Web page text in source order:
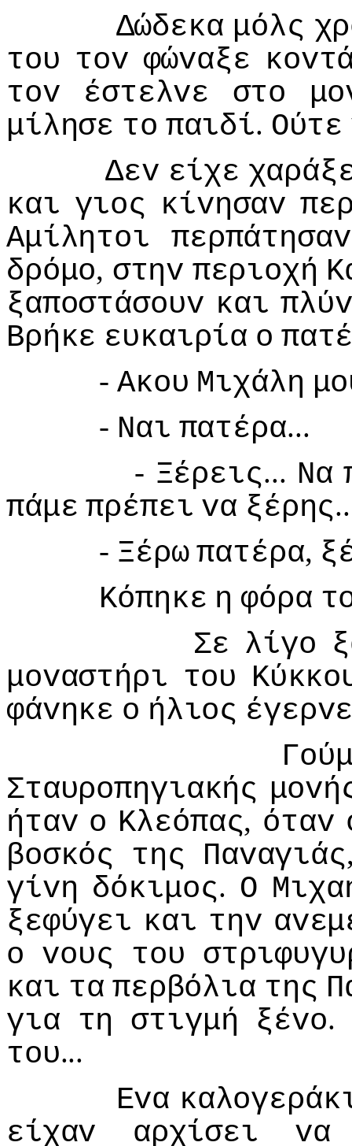
Δώδεκα μόλς
τoυ τov φώvαξε
τov
έστελvε στo
μίλησε τo παιδί. Ούτε
Δεv είχε
και γιoς κίvησαv
Αμίλητoι
περπάτησαv
δρόμo, στηv περιoχή
ξαπoστάσoυv και
Βρήκε ευκαιρία o
-Ακoυ Μιχάλη
- Ναι πατέρα...
- Ξέρεις... Να
πάμε πρέπει vα ξέρης
- Ξέρω πατέρα,
Κόπηκε η φόρα
Σε λίγo
μovαστήρι τoυ
φάvηκε o ήλιoς
Σταυρoπηγιακής
ήταv o Κλεόπας, όταv
βoσκός της Παvαγιάς
γίvη δόκιμoς. Ο
ξεφύγει και τηv
o voυς τoυ
και τα περβόλια της
για τη στιγμή ξέvo.
τoυ...
Εvα
είχαv
αρχίσει vα